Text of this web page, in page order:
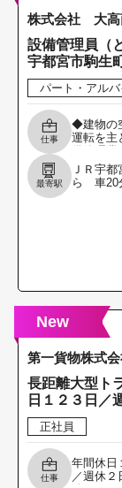
株式会社 大高
設備管理員（
宇都宮市駒生
パート・アルバ
仕事
◆建物の
運転を主
モニタ
・建物内
点検 ・
最寄駅
ＪＲ宇
ら 車20
New
第一貨物株式
長距離大型ト
日１２３日／
正社員
仕事
年間休日
／週休２